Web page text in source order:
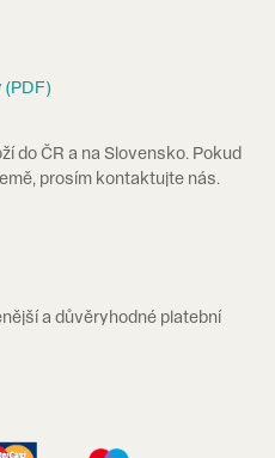
(PDF)
do ČR a na Slovensko. Pokud
prosím kontaktujte nás.
a důvěryhodné platební